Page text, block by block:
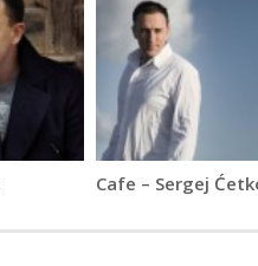
Cafe – Sergej